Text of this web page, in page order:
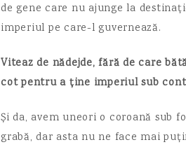
de gene care nu ajunge la
imperiul pe care-l guvernează.
Viteaz de nădejde, fără de care
cot pentru a ține imperiul sub
Și da, avem uneori o coroană sub
grabă, dar asta nu ne face mai